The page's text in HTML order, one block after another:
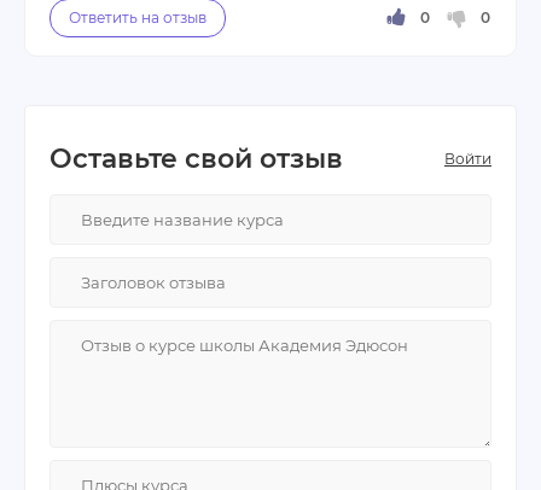
веб-дизайне не хуже более опытных коллег. То
есть сэкономил кучу времени на освоение
Плюсы:
желать не стоит.
Классика - хотел бы подешевле
Оставьте свой отзыв Войти